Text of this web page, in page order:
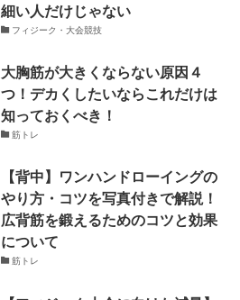
細い人だけじゃない
フィジーク・大会競技
大胸筋が大きくならない原因４
つ！デカくしたいならこれだけは
知っておくべき！
筋トレ
【背中】ワンハンドローイングの
やり方・コツを写真付きで解説！
広背筋を鍛えるためのコツと効果
について
筋トレ